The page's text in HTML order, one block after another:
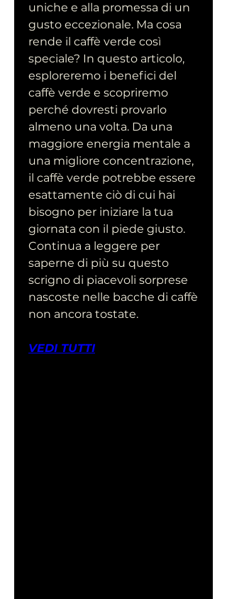
uniche e alla promessa di un
gusto eccezionale. Ma cosa
rende il caffè verde così
speciale? In questo articolo,
esploreremo i benefici del
caffè verde e scopriremo
perché dovresti provarlo
almeno una volta. Da una
maggiore energia mentale a
una migliore concentrazione,
il caffè verde potrebbe essere
esattamente ciò di cui hai
bisogno per iniziare la tua
giornata con il piede giusto.
Continua a leggere per
saperne di più su questo
scrigno di piacevoli sorprese
nascoste nelle bacche di caffè
non ancora tostate.
VEDI TUTTI